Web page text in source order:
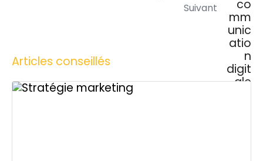
Suivant
Articles conseillés